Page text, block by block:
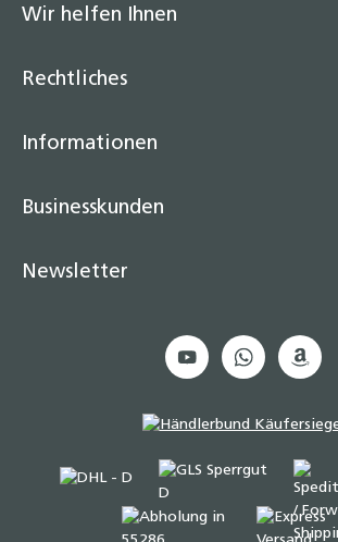
Wir helfen Ihnen
Rechtliches
Informationen
Businesskunden
Newsletter